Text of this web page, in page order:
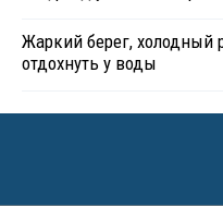
Жаркий берег, холодный
отдохнуть у воды